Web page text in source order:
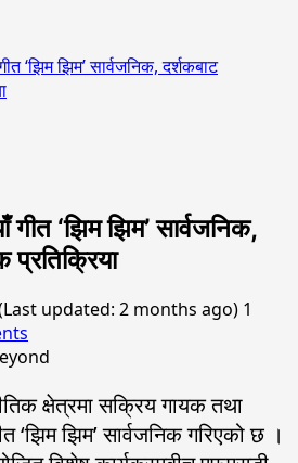
‘झिम झिम’ सार्वजनिक, दर्शकबाट
गीत ‘झिम झिम’ सार्वजनिक,
प्रतिक्रिया
updated: 2 months ago) 1
क्षेत्रमा सक्रिय गायक तथा
‘झिम झिम’ सार्वजनिक गरिएको छ ।